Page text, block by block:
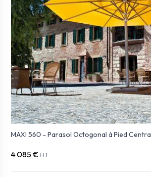
MAXI 560 - Parasol Octogonal à Pied
4 085 € HT